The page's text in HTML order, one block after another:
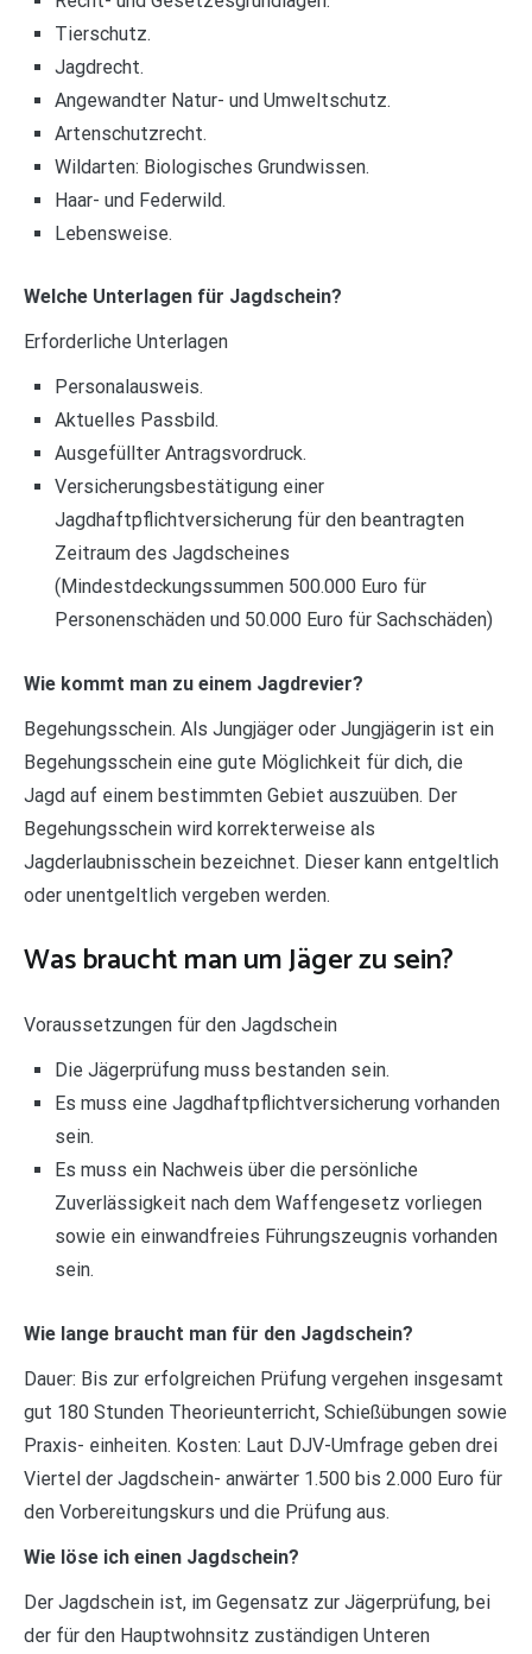
Tierschutz.
Jagdrecht.
Angewandter Natur- und Umweltschutz.
Artenschutzrecht.
Wildarten: Biologisches Grundwissen.
Haar- und Federwild.
Lebensweise.
Welche Unterlagen für Jagdschein?
Erforderliche Unterlagen
Personalausweis.
Aktuelles Passbild.
Ausgefüllter Antragsvordruck.
Versicherungsbestätigung einer
Jagdhaftpflichtversicherung für den beantragten
Zeitraum des Jagdscheines
(Mindestdeckungssummen 500.000 Euro für
Personenschäden und 50.000 Euro für Sachschäden)
Wie kommt man zu einem Jagdrevier?
Begehungsschein. Als Jungjäger oder Jungjägerin ist ein
Begehungsschein eine gute Möglichkeit für dich, die
Jagd auf einem bestimmten Gebiet auszuüben. Der
Begehungsschein wird korrekterweise als
Jagderlaubnisschein bezeichnet. Dieser kann entgeltlich
oder unentgeltlich vergeben werden.
Was braucht man um Jäger zu sein?
Voraussetzungen für den Jagdschein
Die Jägerprüfung muss bestanden sein.
Es muss eine Jagdhaftpflichtversicherung vorhanden
sein.
Es muss ein Nachweis über die persönliche
Zuverlässigkeit nach dem Waffengesetz vorliegen
sowie ein einwandfreies Führungszeugnis vorhanden
sein.
Wie lange braucht man für den Jagdschein?
Dauer: Bis zur erfolgreichen Prüfung vergehen insgesamt
gut 180 Stunden Theorieunterricht, Schießübungen sowie
Praxis- einheiten. Kosten: Laut DJV-Umfrage geben drei
Viertel der Jagdschein- anwärter 1.500 bis 2.000 Euro für
den Vorbereitungskurs und die Prüfung aus.
Wie löse ich einen Jagdschein?
Der Jagdschein ist, im Gegensatz zur Jägerprüfung, bei
der für den Hauptwohnsitz zuständigen Unteren